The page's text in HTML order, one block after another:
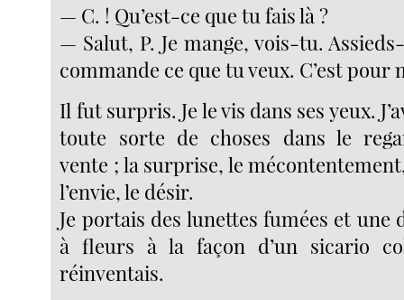
— C. ! Qu’est-ce que tu fais là ?
— Salut, P. Je mange, vois-tu.
commande ce que tu veux. C’est pour
Il fut surpris. Je le vis dans ses yeux.
toute sorte de choses dans le
vente ; la surprise, le
l’envie, le désir.
Je portais des lunettes fumées et une
à fleurs à la façon d’un sicario
réinventais.